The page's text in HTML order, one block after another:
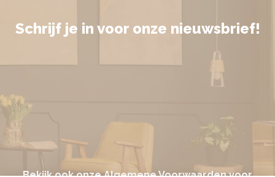
Schrijf je in voor onze nieuwsbrief!